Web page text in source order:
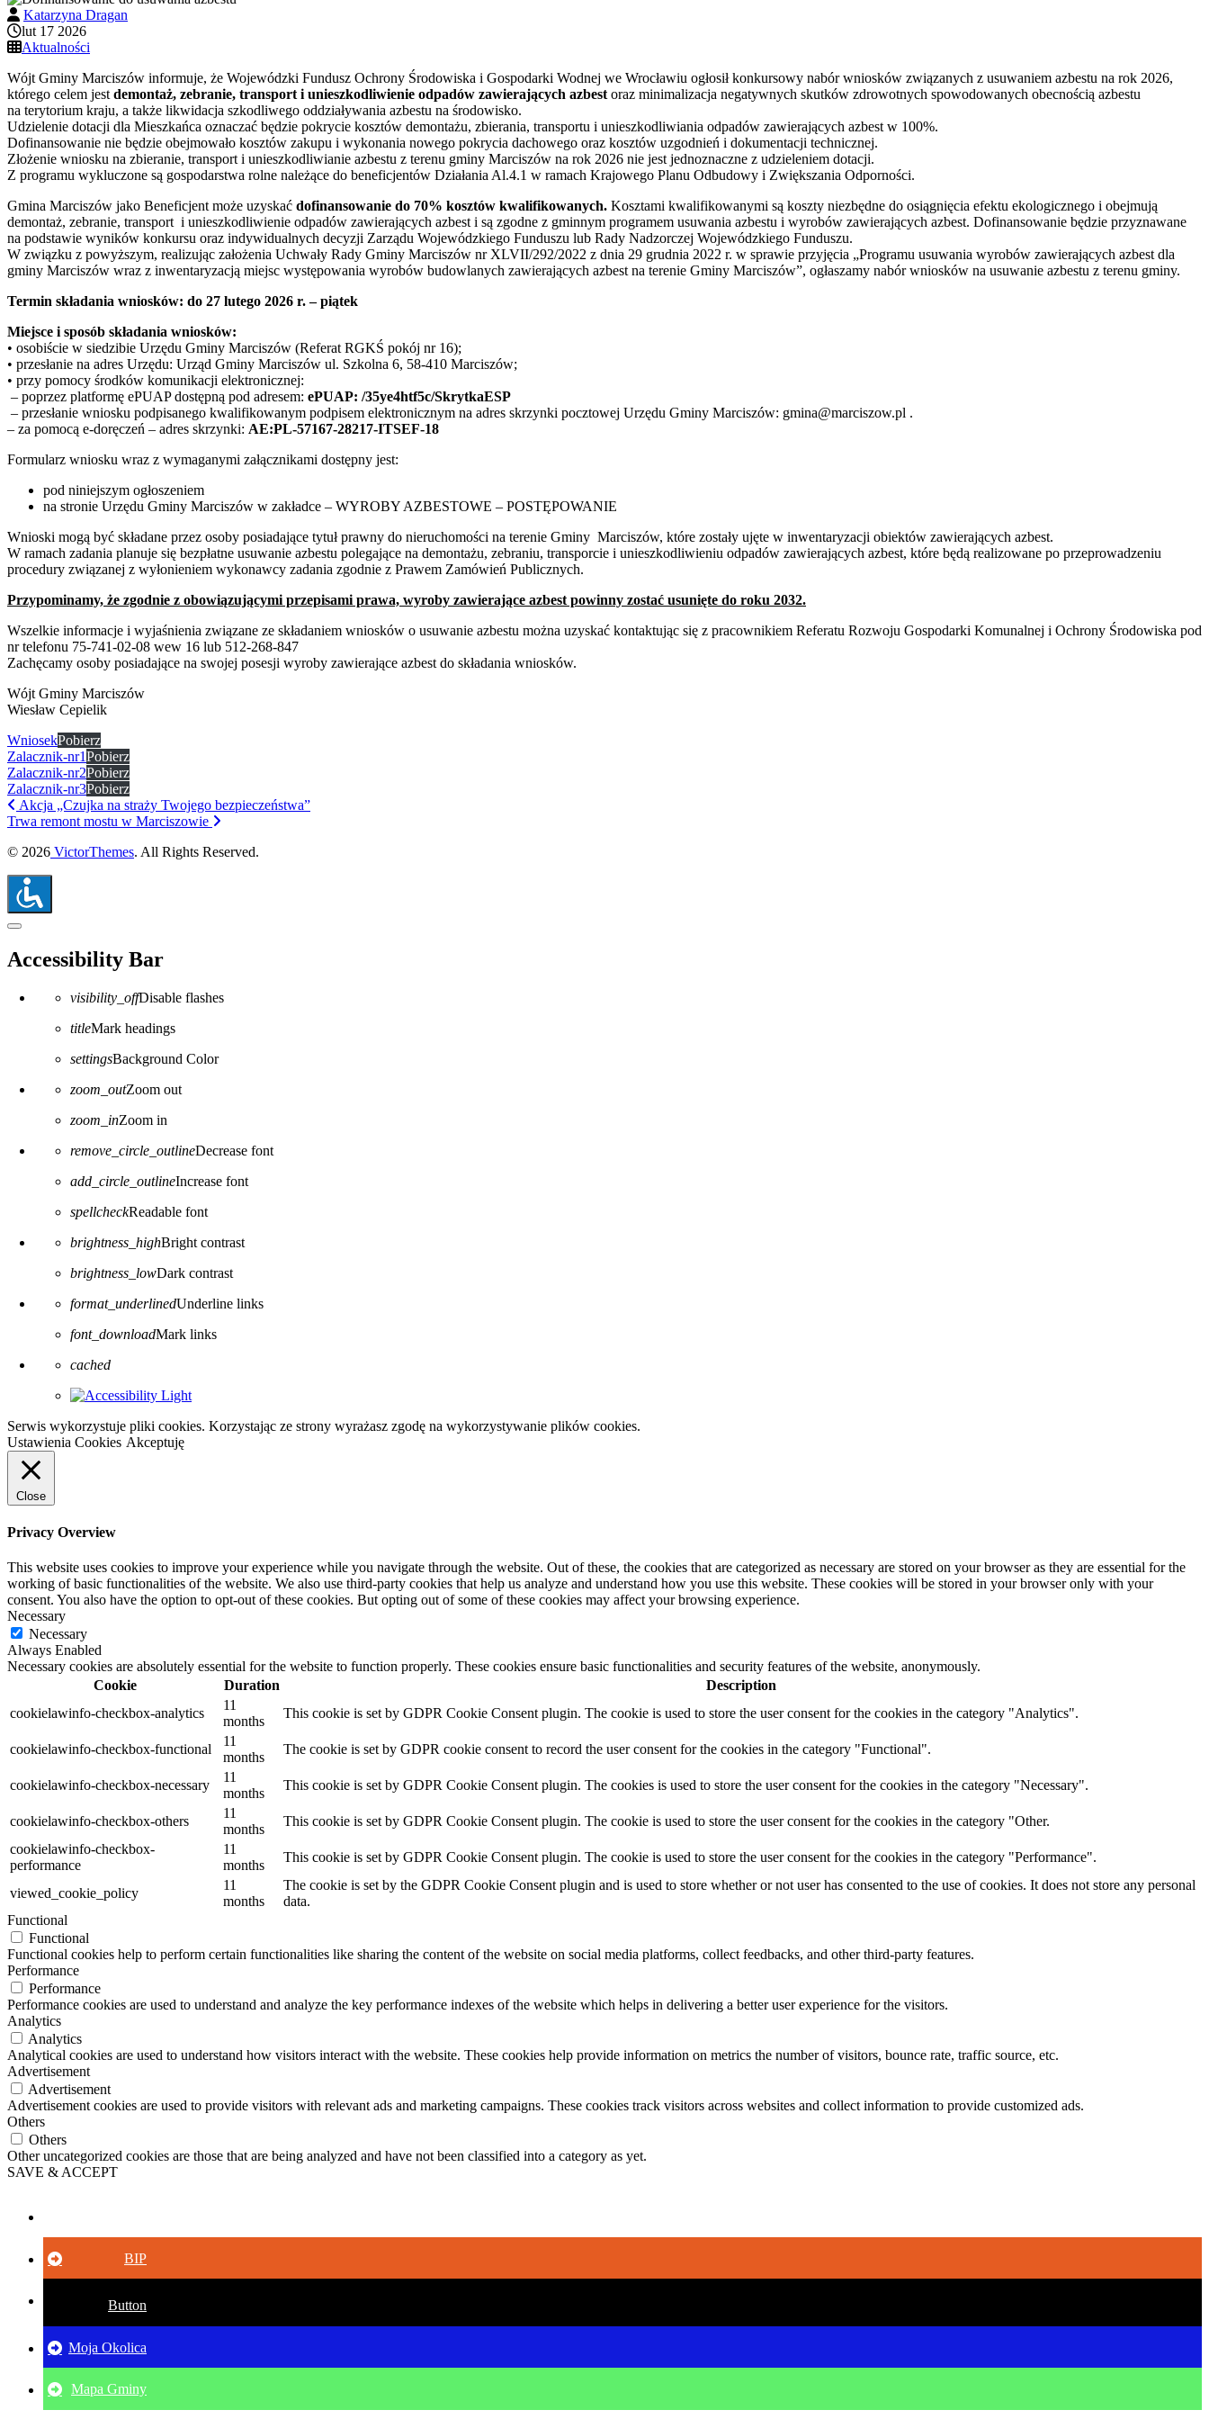
Katarzyna Dragan
lut 17 2026
Aktualności
Wójt Gminy Marciszów informuje, że Wojewódzki Fundusz Ochrony Środowiska i Gospodarki Wodnej we Wrocławiu ogłosił konkursowy nabór wniosków związanych z usuwaniem azbestu na rok 2026,
którego celem jest demontaż, zebranie, transport i unieszkodliwienie odpadów zawierających azbest oraz minimalizacja negatywnych skutków zdrowotnych spowodowanych obecnością azbestu
na terytorium kraju, a także likwidacja szkodliwego oddziaływania azbestu na środowisko.
Udzielenie dotacji dla Mieszkańca oznaczać będzie pokrycie kosztów demontażu, zbierania, transportu i unieszkodliwiania odpadów zawierających azbest w 100%.
Dofinansowanie nie będzie obejmowało kosztów zakupu i wykonania nowego pokrycia dachowego oraz kosztów uzgodnień i dokumentacji technicznej.
Złożenie wniosku na zbieranie, transport i unieszkodliwianie azbestu z terenu gminy Marciszów na rok 2026 nie jest jednoznaczne z udzieleniem dotacji.
Z programu wykluczone są gospodarstwa rolne należące do beneficjentów Działania Al.4.1 w ramach Krajowego Planu Odbudowy i Zwiększania Odporności.
Gmina Marciszów jako Beneficjent może uzyskać dofinansowanie do 70% kosztów kwalifikowanych. Kosztami kwalifikowanymi są koszty niezbędne do osiągnięcia efektu ekologicznego i obejmują
demontaż, zebranie, transport i unieszkodliwienie odpadów zawierających azbest i są zgodne z gminnym programem usuwania azbestu i wyrobów zawierających azbest. Dofinansowanie będzie przyznawane
na podstawie wyników konkursu oraz indywidualnych decyzji Zarządu Wojewódzkiego Funduszu lub Rady Nadzorczej Wojewódzkiego Funduszu.
W związku z powyższym, realizując założenia Uchwały Rady Gminy Marciszów nr XLVII/292/2022 z dnia 29 grudnia 2022 r. w sprawie przyjęcia „Programu usuwania wyrobów zawierających azbest dla
gminy Marciszów wraz z inwentaryzacją miejsc występowania wyrobów budowlanych zawierających azbest na terenie Gminy Marciszów”, ogłaszamy nabór wniosków na usuwanie azbestu z terenu gminy.
Termin składania wniosków: do 27 lutego 2026 r. – piątek
Miejsce i sposób składania wniosków:
• osobiście w siedzibie Urzędu Gminy Marciszów (Referat RGKŚ pokój nr 16);
• przesłanie na adres Urzędu: Urząd Gminy Marciszów ul. Szkolna 6, 58-410 Marciszów;
• przy pomocy środków komunikacji elektronicznej:
– poprzez platformę ePUAP dostępną pod adresem: ePUAP: /35ye4htf5c/SkrytkaESP
– przesłanie wniosku podpisanego kwalifikowanym podpisem elektronicznym na adres skrzynki pocztowej Urzędu Gminy Marciszów: gmina@marciszow.pl .
– za pomocą e-doręczeń – adres skrzynki: AE:PL-57167-28217-ITSEF-18
Formularz wniosku wraz z wymaganymi załącznikami dostępny jest:
pod niniejszym ogłoszeniem
na stronie Urzędu Gminy Marciszów w zakładce – WYROBY AZBESTOWE – POSTĘPOWANIE
Wnioski mogą być składane przez osoby posiadające tytuł prawny do nieruchomości na terenie Gminy Marciszów, które zostały ujęte w inwentaryzacji obiektów zawierających azbest.
W ramach zadania planuje się bezpłatne usuwanie azbestu polegające na demontażu, zebraniu, transporcie i unieszkodliwieniu odpadów zawierających azbest, które będą realizowane po przeprowadzeniu
procedury związanej z wyłonieniem wykonawcy zadania zgodnie z Prawem Zamówień Publicznych.
Przypominamy, że zgodnie z obowiązującymi przepisami prawa, wyroby zawierające azbest powinny zostać usunięte do roku 2032.
Wszelkie informacje i wyjaśnienia związane ze składaniem wniosków o usuwanie azbestu można uzyskać kontaktując się z pracownikiem Referatu Rozwoju Gospodarki Komunalnej i Ochrony Środowiska pod
nr telefonu 75-741-02-08 wew 16 lub 512-268-847
Zachęcamy osoby posiadające na swojej posesji wyroby zawierające azbest do składania wniosków.
Wójt Gminy Marciszów
Wiesław Cepielik
WniosekPobierz
Zalacznik-nr1Pobierz
Zalacznik-nr2Pobierz
Zalacznik-nr3Pobierz
Akcja „Czujka na straży Twojego bezpieczeństwa”
Trwa remont mostu w Marciszowie
© 2026 VictorThemes. All Rights Reserved.
Close the accessibility toolbar
Accessibility Bar
visibility_offDisable flashes
titleMark headings
settingsBackground Color
zoom_outZoom out
zoom_inZoom in
remove_circle_outlineDecrease font
add_circle_outlineIncrease font
spellcheckReadable font
brightness_highBright contrast
brightness_lowDark contrast
format_underlinedUnderline links
font_downloadMark links
Reset all options
cached
Serwis wykorzystuje pliki cookies. Korzystając ze strony wyrażasz zgodę na wykorzystywanie plików cookies.
Ustawienia Cookies Akceptuję
Close
Privacy Overview
This website uses cookies to improve your experience while you navigate through the website. Out of these, the cookies that are categorized as necessary are stored on your browser as they are essential for the
working of basic functionalities of the website. We also use third-party cookies that help us analyze and understand how you use this website. These cookies will be stored in your browser only with your
consent. You also have the option to opt-out of these cookies. But opting out of some of these cookies may affect your browsing experience.
Necessary
Necessary
Always Enabled
Necessary cookies are absolutely essential for the website to function properly. These cookies ensure basic functionalities and security features of the website, anonymously.
Cookie
Duration
Description
cookielawinfo-checkbox-analytics
11
months
This cookie is set by GDPR Cookie Consent plugin. The cookie is used to store the user consent for the cookies in the category "Analytics".
cookielawinfo-checkbox-functional
11
months
The cookie is set by GDPR cookie consent to record the user consent for the cookies in the category "Functional".
cookielawinfo-checkbox-necessary
11
months
This cookie is set by GDPR Cookie Consent plugin. The cookies is used to store the user consent for the cookies in the category "Necessary".
cookielawinfo-checkbox-others
11
months
This cookie is set by GDPR Cookie Consent plugin. The cookie is used to store the user consent for the cookies in the category "Other.
cookielawinfo-checkbox-
performance
11
months
This cookie is set by GDPR Cookie Consent plugin. The cookie is used to store the user consent for the cookies in the category "Performance".
viewed_cookie_policy
11
months
The cookie is set by the GDPR Cookie Consent plugin and is used to store whether or not user has consented to the use of cookies. It does not store any personal
data.
Functional
Functional
Functional cookies help to perform certain functionalities like sharing the content of the website on social media platforms, collect feedbacks, and other third-party features.
Performance
Performance
Performance cookies are used to understand and analyze the key performance indexes of the website which helps in delivering a better user experience for the visitors.
Analytics
Analytics
Analytical cookies are used to understand how visitors interact with the website. These cookies help provide information on metrics the number of visitors, bounce rate, traffic source, etc.
Advertisement
Advertisement
Advertisement cookies are used to provide visitors with relevant ads and marketing campaigns. These cookies track visitors across websites and collect information to provide customized ads.
Others
Others
Other uncategorized cookies are those that are being analyzed and have not been classified into a category as yet.
SAVE & ACCEPT
BIP
Button
Moja Okolica
Mapa Gminy